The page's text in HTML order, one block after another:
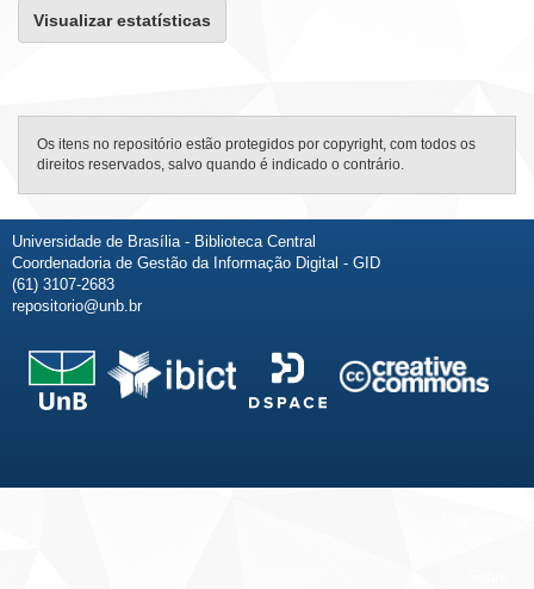
Visualizar estatísticas
Os itens no repositório estão protegidos por copyright, com todos os
direitos reservados, salvo quando é indicado o contrário.
Universidade de Brasília - Biblioteca Central
Coordenadoria de Gestão da Informação Digital - GID
(61) 3107-2683
repositorio@unb.br